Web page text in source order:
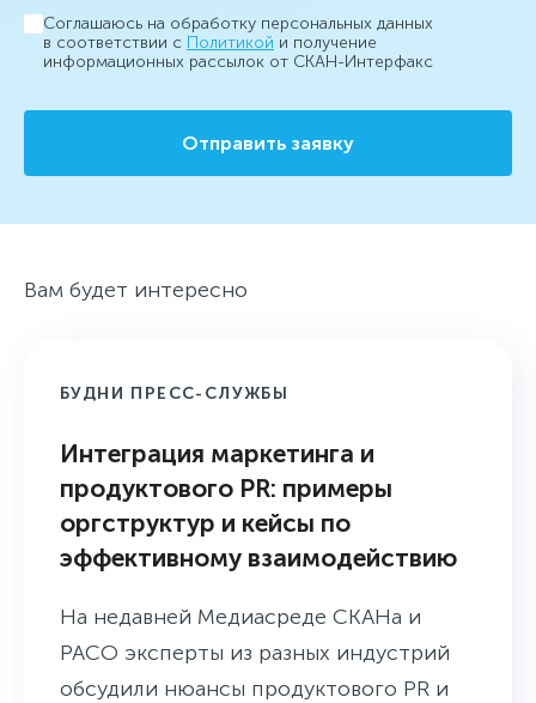
Соглашаюсь на обработку персональных данных
в соответствии с Политикой и получение
информационных рассылок от СКАН-Интерфакс
Отправить заявку
Вам будет интересно
БУДНИ ПРЕСС-СЛУЖБЫ
Интеграция маркетинга и
продуктового PR: примеры
оргструктур и кейсы по
эффективному взаимодействию
На недавней Медиасреде СКАНа и
РАСО эксперты из разных индустрий
обсудили нюансы продуктового PR и